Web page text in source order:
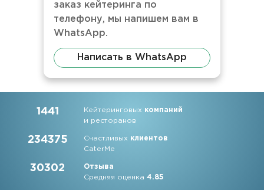
заказ кейтеринга по
телефону, мы напишем вам в
WhatsApp.
Написать в WhatsApp
1441 Кейтеринговых компаний
и ресторанов
234375 Счастливых клиентов
CaterMe
30302
Отзыва
Средняя оценка4.85